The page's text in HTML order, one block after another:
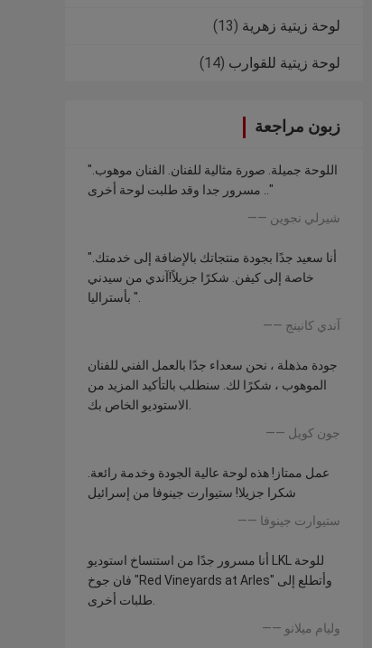
لوحة زيتية زهرية (13)
لوحة زيتية للقوارب (14)
زبون مراجعة
"اللوحة جميلة. صورة مثالية للفنان. الفنان موهوب.
مسرور جدا وقد طلبت لوحة أخرى .."
—— شيرلي نجوين
"أنا سعيد جدًا بجودة منتجاتك بالإضافة إلى خدمتك.
خاصة إلى كيفن. شكرًا جزيلاً!آندي من سيدني
بأستراليا ".
—— آندي كانينج
جودة مذهلة ، نحن سعداء جدًا بالعمل الفني للفنان
الموهوب ، شكرًا لك. سنطلب بالتأكيد المزيد من
الاستوديو الخاص بك.
—— جون كويل
عمل ممتاز! هذه لوحة عالية الجودة وخدمة رائعة.
شكرا جزيلا! ستيوارت جينوفا من إسرائيل
—— ستيوارت جينوفا
أنا مسرور جدًا من استنساخ استوديو LKL للوحة
فان جوخ "Red Vineyards at Arles" وأتطلع إلى
طلبات أخرى.
—— وليام ميلانو